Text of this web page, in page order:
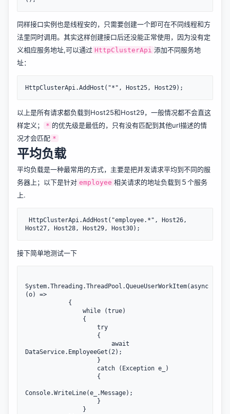
同样接口实例也是线程安的，只需要创建一个即可在不同线程和方
法里同时调用。其实这样创建接口后还没能正常使用，因为没有定
义相应服务地址,可以通过 HttpClusterApi 添加不同服务地
址：
以上是所有请求都负载到Host25和Host29，一般情况都不会直这
样定义；
* 的优先级是最低的，只有没有匹配到其他url描述的情
况才会匹配 *
平均负载
平均负载是一种最常用的方式，主要是把并发请求平均到不同的服
务器上；以下是针对 employee 相关请求的地址负载到５个服务
上.
接下简单地测试一下
System.Threading.ThreadPool.QueueUserWorkItem(async
(o) =>
DataService.EmployeeGet(2);
Console.WriteLine(e_.Message);